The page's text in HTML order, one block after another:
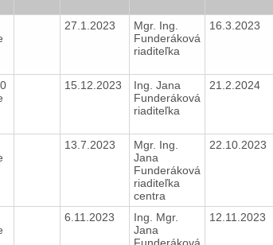
27.1.2023
Mgr. Ing.
Funderáková
riaditeľka
16.3.2023
15.12.2023
Ing. Jana
Funderáková
riaditeľka
21.2.2024
13.7.2023
Mgr. Ing.
Jana
Funderáková
riaditeľka
centra
22.10.2023
6.11.2023
Ing. Mgr.
Jana
12.11.2023